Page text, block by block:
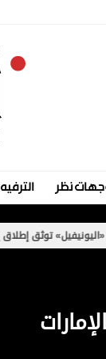
نظر الترفيه
113 مقذوفاً على جنوب لبنان